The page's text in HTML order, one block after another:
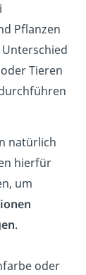
Pflanzen
Unterschied
oderTieren
natürlich
hierfür
um
.
oder